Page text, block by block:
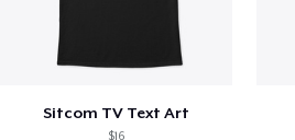
Sitcom TV Text Art
$16